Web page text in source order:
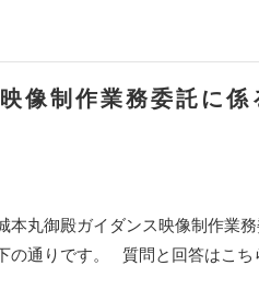
像制作業務委託に
本丸御殿ガイダンス映像制作業
下の通りです。 質問と回答はこ